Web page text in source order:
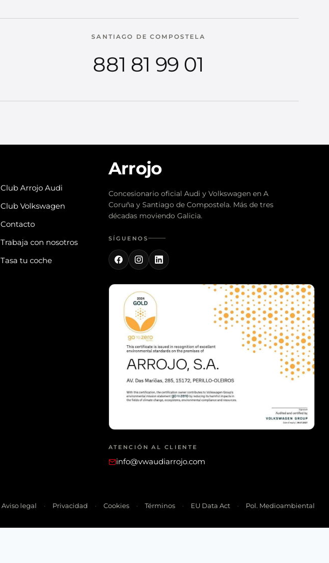
SANTIAGO DE COMPOSTELA
881 81 99 01
Club Arrojo Audi
Club Volkswagen
Contacto
Trabaja con nosotros
Tasa tu coche
Arrojo
Concesionario oficial Audi y Volkswagen en A
Coruña y Santiago de Compostela. Más de tres
décadas moviendo Galicia.
SÍGUENOS
ATENCIÓN AL CLIENTE
info@vwaudiarrojo.com
Aviso legal Privacidad Cookies Términos EU Data Act Pol. Medioambiental